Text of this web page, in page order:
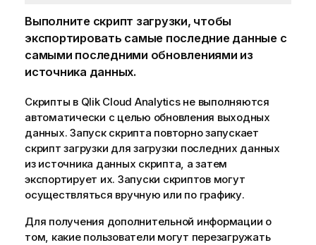
Выполните скрипт загрузки, чтобы
экспортировать самые последние данные с
самыми последними обновлениями из
источника данных.
Скрипты в Qlik Cloud Analyticsне выполняются
автоматически с целью обновления выходных
данных. Запуск скрипта повторно запускает
скрипт загрузки для загрузки последних данных
из источника данных скрипта, а затем
экспортирует их. Запуски скриптов могут
осуществляться вручную или по графику.
Для получения дополнительной информации о
том, какие пользователи могут перезагружать